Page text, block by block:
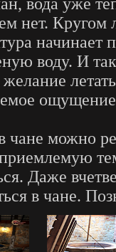
нет. Кругом
начинает
воду. И
желание
чане можно
приемлемую
Даже
в чане.